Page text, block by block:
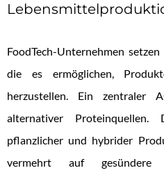
FoodTech-Unternehmen
die es ermöglichen,
herzustellen. Ein zentraler
alternativer Proteinquellen.
pflanzlicher und hybrider
vermehrt auf gesündere